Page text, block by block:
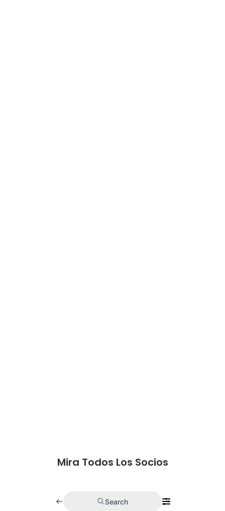
Mira Todos Los Socios
Search